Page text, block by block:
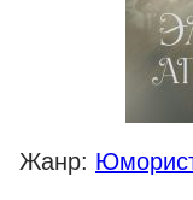
Жанр: